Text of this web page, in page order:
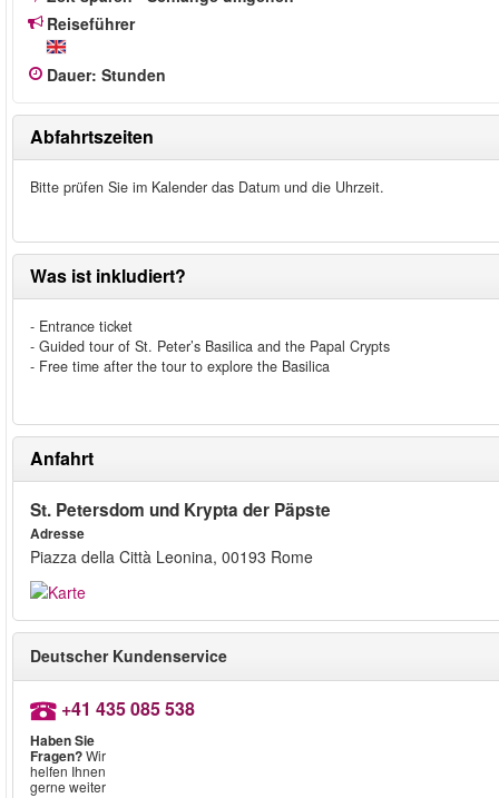
Reiseführer
Dauer: Stunden
Abfahrtszeiten
Bitte prüfen Sie im Kalender das Datum und die Uhrzeit.
Was ist inkludiert?
- Entrance ticket
- Guided tour of St. Peter’s Basilica and the Papal Crypts
- Free time after the tour to explore the Basilica
Anfahrt
St. Petersdom und Krypta der Päpste
Adresse
Piazza della Città Leonina, 00193 Rome
Deutscher Kundenservice
+41 435 085 538
Haben Sie
Fragen?Wir
helfen Ihnen
gerne weiter